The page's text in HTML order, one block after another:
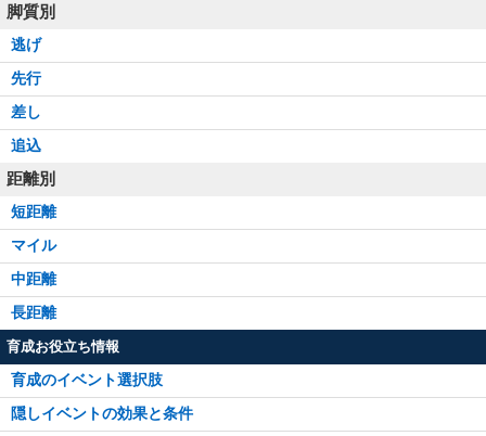
脚質別
逃げ
先行
差し
追込
距離別
短距離
マイル
中距離
長距離
育成お役立ち情報
育成のイベント選択肢
隠しイベントの効果と条件